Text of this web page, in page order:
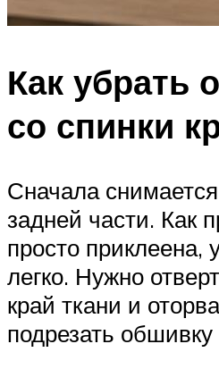
Как убрать
со спинки
Сначала
задней части. Как
просто приклеена,
легко. Нужно
край ткани и
подрезать